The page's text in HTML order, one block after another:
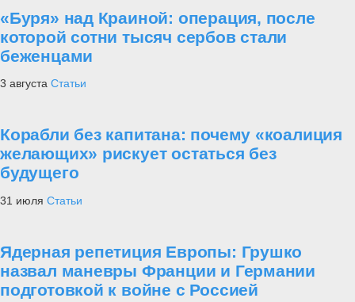
«Буря» над Краиной: операция, после
которой сотни тысяч сербов стали
беженцами
3 августа Статьи
Корабли без капитана: почему «коалиция
желающих» рискует остаться без
будущего
31 июля Статьи
Ядерная репетиция Европы: Грушко
назвал маневры Франции и Германии
подготовкой к войне с Россией